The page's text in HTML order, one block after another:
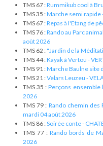
TMS 67 :Rummikub cool à
TMS 35 :Marche semi rapide
TMS 67 :Repas à l'Etang de
TMS 76 :Rando au Parc
août 2026
TMS 62 :"Jardin de la
TMS 44 :Kayak à Vertou -
TMS 91 :Marche Baulne site
TMS 21 :Velars Leuzeu -
TMS 35 :Perçons ensemble
2026
TMS 79 : Rando chemin des
mardi 04 août 2026
TMS 86 :Soirée conte -
TMS 77 : Rando bords de
2026